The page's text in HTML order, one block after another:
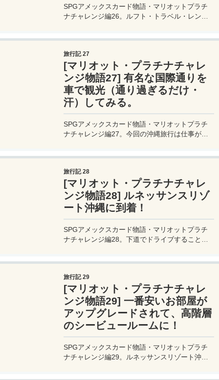
SPGアメックスカード物語・マリオットプラチ
ナチャレンジ編26。ルフト・トラベル・レンタ
れていた。さらにナビまで付いてる♪
旅行記 27
[マリオット・プラチナチャレ
ンジ物語27] 有名な国際通りを
車で観光（通り過ぎるだけ・
汗）してみる。
SPGアメックスカード物語・マリオットプラチ
ナチャレンジ編27。今回の沖縄旅行は仕事がメ
を通り抜けて雰囲気だけでも味わってみる。
旅行記 28
[マリオット・プラチナチャレ
ンジ物語28] ルネッサンスリゾ
ート沖縄に到着！
SPGアメックスカード物語・マリオットプラチ
ナチャレンジ編28。下道でドライブすること約1
旅行記 29
[マリオット・プラチナチャレ
ンジ物語29] 一番安いお部屋が
アップグレードされて、高階層
のシービュールームに！
SPGアメックスカード物語・マリオットプラチ
ナチャレンジ編29。ルネッサンスリゾート沖縄